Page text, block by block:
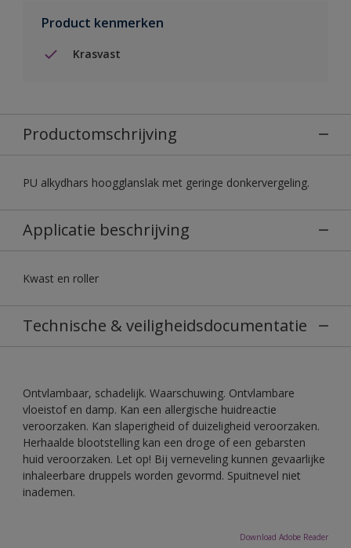
Product kenmerken
Krasvast
Productomschrijving
PU alkydhars hoogglanslak met geringe donkervergeling.
Applicatie beschrijving
Kwast en roller
Technische & veiligheidsdocumentatie
Ontvlambaar, schadelijk. Waarschuwing. Ontvlambare
vloeistof en damp. Kan een allergische huidreactie
veroorzaken. Kan slaperigheid of duizeligheid veroorzaken.
Herhaalde blootstelling kan een droge of een gebarsten
huid veroorzaken. Let op! Bij verneveling kunnen gevaarlijke
inhaleerbare druppels worden gevormd. Spuitnevel niet
inademen.
Download Adobe Reader